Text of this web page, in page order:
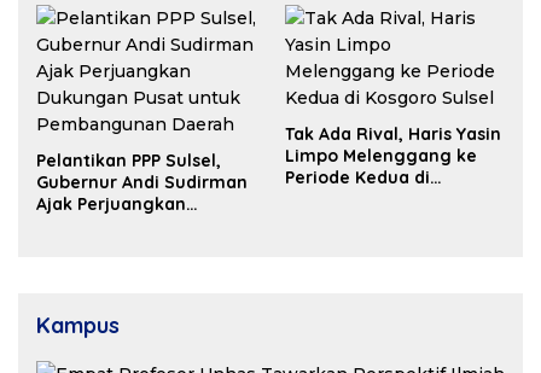
Pelantikan PPP Sulsel,
Gubernur Andi Sudirman
Ajak Perjuangkan
Tak Ada Rival, Haris Yasin
Limpo Melenggang ke
Periode Kedua di
Kampus